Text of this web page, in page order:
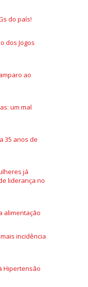
do país!
dos Jogos
ao
um mal
35 anos de
já
liderança no
alimentação
incidência
Hipertensão